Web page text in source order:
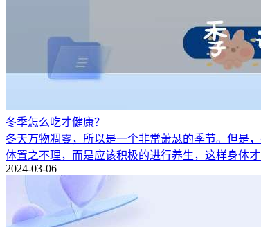
冬季怎么吃才健康？
冬天万物凋零，所以是一个非常萧瑟的季节。但是
体置之不理，而是应该积极的进行养生，这样身体
2024-03-06